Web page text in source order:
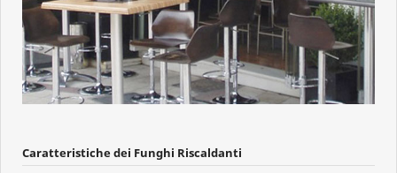
Caratteristiche dei Funghi Riscaldanti